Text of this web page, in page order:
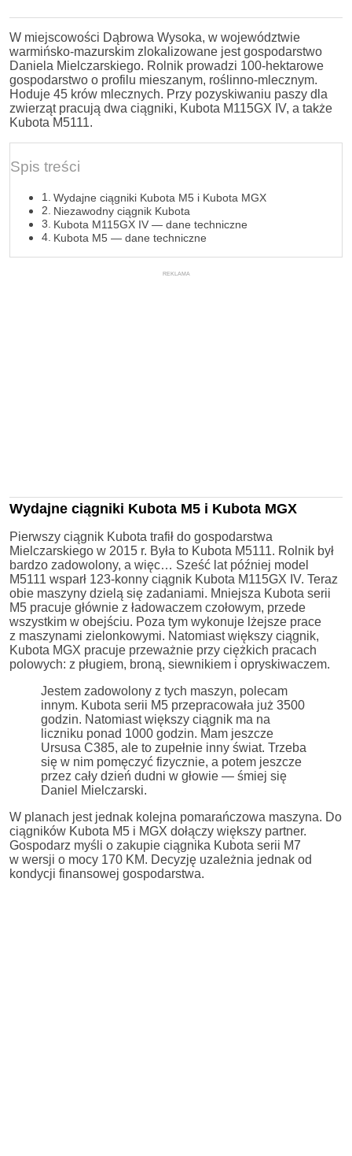
W miejscowości Dąbrowa Wysoka, w województwie
warmińsko-mazurskim zlokalizowane jest gospodarstwo
Daniela Mielczarskiego. Rolnik prowadzi 100-hektarowe
gospodarstwo o profilu mieszanym, roślinno-mlecznym.
Hoduje 45 krów mlecznych. Przy pozyskiwaniu paszy dla
zwierząt pracują dwa ciągniki, Kubota M115GX IV, a także
Kubota M5111.
Spis treści
Wydajne ciągniki Kubota M5 i Kubota MGX
Niezawodny ciągnik Kubota
Kubota M115GX IV — dane techniczne
Kubota M5 — dane techniczne
REKLAMA
Wydajne ciągniki Kubota M5 i Kubota MGX
Pierwszy ciągnik Kubota trafił do gospodarstwa
Mielczarskiego w 2015 r. Była to Kubota M5111. Rolnik był
bardzo zadowolony, a więc… Sześć lat później model
M5111 wsparł 123-konny ciągnik Kubota M115GX IV. Teraz
obie maszyny dzielą się zadaniami. Mniejsza Kubota serii
M5 pracuje głównie z ładowaczem czołowym, przede
wszystkim w obejściu. Poza tym wykonuje lżejsze prace
z maszynami zielonkowymi. Natomiast większy ciągnik,
Kubota MGX pracuje przeważnie przy ciężkich pracach
polowych: z pługiem, broną, siewnikiem i opryskiwaczem.
Jestem zadowolony z tych maszyn, polecam
innym. Kubota serii M5 przepracowała już 3500
godzin. Natomiast większy ciągnik ma na
liczniku ponad 1000 godzin. Mam jeszcze
Ursusa C385, ale to zupełnie inny świat. Trzeba
się w nim pomęczyć fizycznie, a potem jeszcze
przez cały dzień dudni w głowie — śmiej się
Daniel Mielczarski.
W planach jest jednak kolejna pomarańczowa maszyna. Do
ciągników Kubota M5 i MGX dołączy większy partner.
Gospodarz myśli o zakupie ciągnika Kubota serii M7
w wersji o mocy 170 KM. Decyzję uzależnia jednak od
kondycji finansowej gospodarstwa.